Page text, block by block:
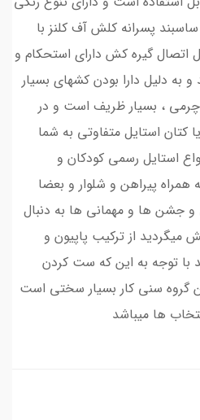
ساسبند پسرانه کلش آف کلنز با
گیره کش دارای استحکام و
به دلیل دارا بودن کشهای بسیار
چرمی ، بسیار ظریف است و در
کتان استایل متفاوتی به شما
استایل رسمی کودکان و
همراه پیراهن و شلوار و بعضا
و جشن ها و مهمانی ها به دنبال
میگردید از ترکیب پاپیون و
با توجه به این که ست کردن
گروه سنی کار بسیار سختی است
ها میباشد